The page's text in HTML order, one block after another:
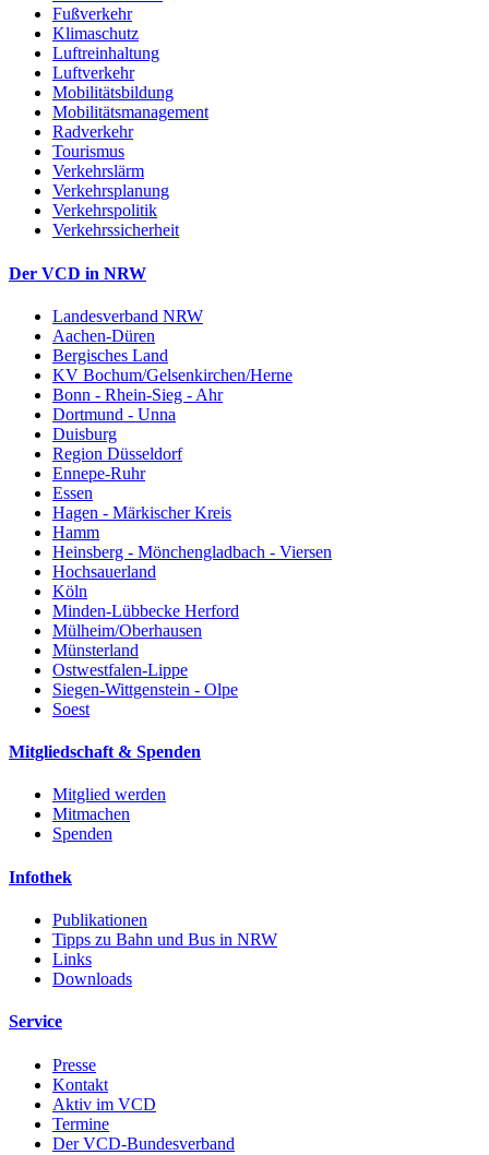
Fußverkehr
Klimaschutz
Luftreinhaltung
Luftverkehr
Mobilitätsbildung
Mobilitätsmanagement
Radverkehr
Tourismus
Verkehrslärm
Verkehrsplanung
Verkehrspolitik
Verkehrssicherheit
Der VCD in NRW
Landesverband NRW
Aachen-Düren
Bergisches Land
KV Bochum/Gelsenkirchen/Herne
Bonn - Rhein-Sieg - Ahr
Dortmund - Unna
Duisburg
Region Düsseldorf
Ennepe-Ruhr
Essen
Hagen - Märkischer Kreis
Hamm
Heinsberg - Mönchengladbach - Viersen
Hochsauerland
Köln
Minden-Lübbecke Herford
Mülheim/Oberhausen
Münsterland
Ostwestfalen-Lippe
Siegen-Wittgenstein - Olpe
Soest
Mitgliedschaft & Spenden
Mitglied werden
Mitmachen
Spenden
Infothek
Publikationen
Tipps zu Bahn und Bus in NRW
Links
Downloads
Service
Presse
Kontakt
Aktiv im VCD
Termine
Der VCD-Bundesverband